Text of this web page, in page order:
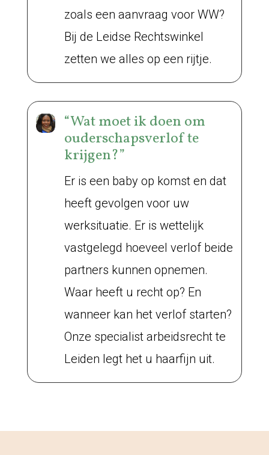
zoals een aanvraag voor WW?
Bij de Leidse Rechtswinkel
zetten we alles op een rijtje.
“Wat moet ik doen om
ouderschapsverlof te
krijgen?”
Er is een baby op komst en dat
heeft gevolgen voor uw
werksituatie. Er is wettelijk
vastgelegd hoeveel verlof beide
partners kunnen opnemen.
Waar heeft u recht op? En
wanneer kan het verlof starten?
Onze specialist arbeidsrecht te
Leiden legt het u haarfijn uit.